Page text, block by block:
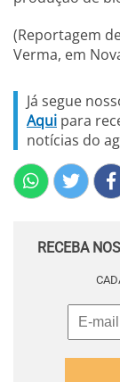
(Reportagem
Verma, em
Já segue
Aqui para
notícias do
RECEBA